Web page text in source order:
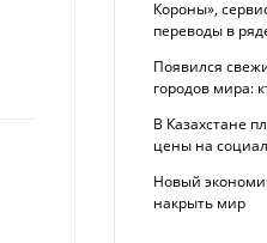
Короны»,
переводы в
Появился
городов мира:
В Казахстане
цены на
Новый
накрыть мир